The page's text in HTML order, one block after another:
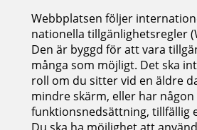
Webbplatsen följer
nationella tillgänlighetsregler
Den är byggd för att vara
många som möjligt. Det ska
roll om du sitter vid en äldre
mindre skärm, eller har
funktionsnedsättning, tillfällig